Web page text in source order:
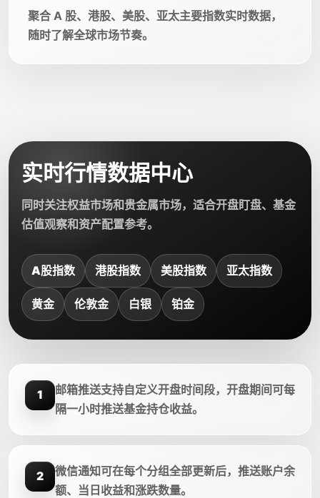
聚合 A 股、港股、美股、亚太主要指数实时数据，
随时了解全球市场节奏。
实时行情数据中心
同时关注权益市场和贵金属市场，适合开盘盯盘、基金
估值观察和资产配置参考。
A股指数 港股指数 美股指数 亚太指数
黄金 伦敦金 白银 铂金
1
邮箱推送支持自定义开盘时间段，开盘期间可每
隔一小时推送基金持仓收益。
2
微信通知可在每个分组全部更新后，推送账户余
额、当日收益和涨跌数量。